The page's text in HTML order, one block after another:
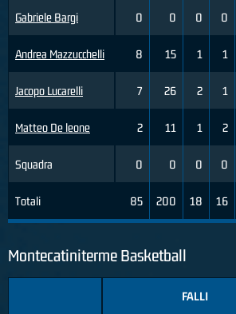
Gabriele Bargi
Andrea Mazzucchelli
Jacopo Lucarelli
Matteo De leone
Squadra
Totali
0 0 0 0
8 15 1 1
7 26 2 1
2 11 1 2
0 0 0 0
85 200 18 16
Montecatiniterme Basketball
FALLI